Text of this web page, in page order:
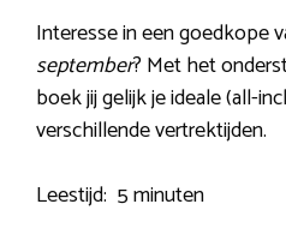
Interesse in een goedkope
september? Met het
boek jij gelijk je ideale (all-
verschillende vertrektijden.
Leestijd: 5 minuten